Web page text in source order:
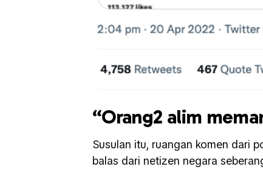
“Orang2 alim
Susulan itu, ruangan komen dari
balas dari netizen negara